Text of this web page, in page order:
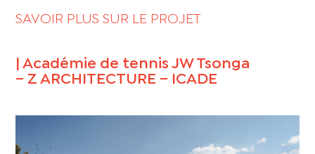
SAVOIR PLUS SUR LE PROJET
| Académie de tennis JW Tsonga
– Z ARCHITECTURE – ICADE